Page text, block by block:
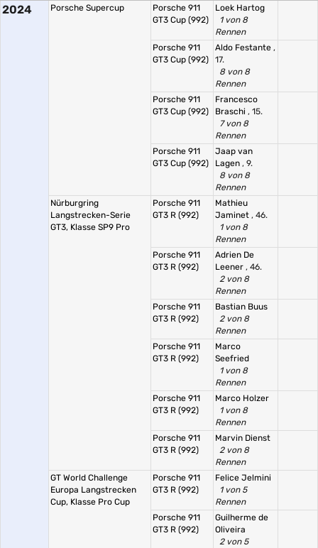
2024 Porsche Supercup
Porsche 911
GT3 Cup (992)
Loek Hartog
1 von 8
Rennen
Porsche 911
GT3 Cup (992)
Aldo Festante ,
17.
8 von 8
Rennen
Porsche 911
GT3 Cup (992)
Francesco
Braschi , 15.
7 von 8
Rennen
Porsche 911
GT3 Cup (992)
Jaap van
Lagen , 9.
8 von 8
Rennen
Nürburgring
Langstrecken-Serie
GT3, Klasse SP9 Pro
Porsche 911
GT3 R (992)
Mathieu
Jaminet , 46.
1 von 8
Rennen
Porsche 911
GT3 R (992)
Adrien De
Leener , 46.
2 von 8
Rennen
Porsche 911
GT3 R (992)
Bastian Buus
2 von 8
Rennen
Porsche 911
GT3 R (992)
Marco
Seefried
1 von 8
Rennen
Porsche 911
GT3 R (992)
Marco Holzer
1 von 8
Rennen
Porsche 911
GT3 R (992)
Marvin Dienst
2 von 8
Rennen
GT World Challenge
Europa Langstrecken
Cup, Klasse Pro Cup
Porsche 911
GT3 R (992)
Felice Jelmini
1 von 5
Rennen
Porsche 911
GT3 R (992)
Guilherme de
Oliveira
2 von 5